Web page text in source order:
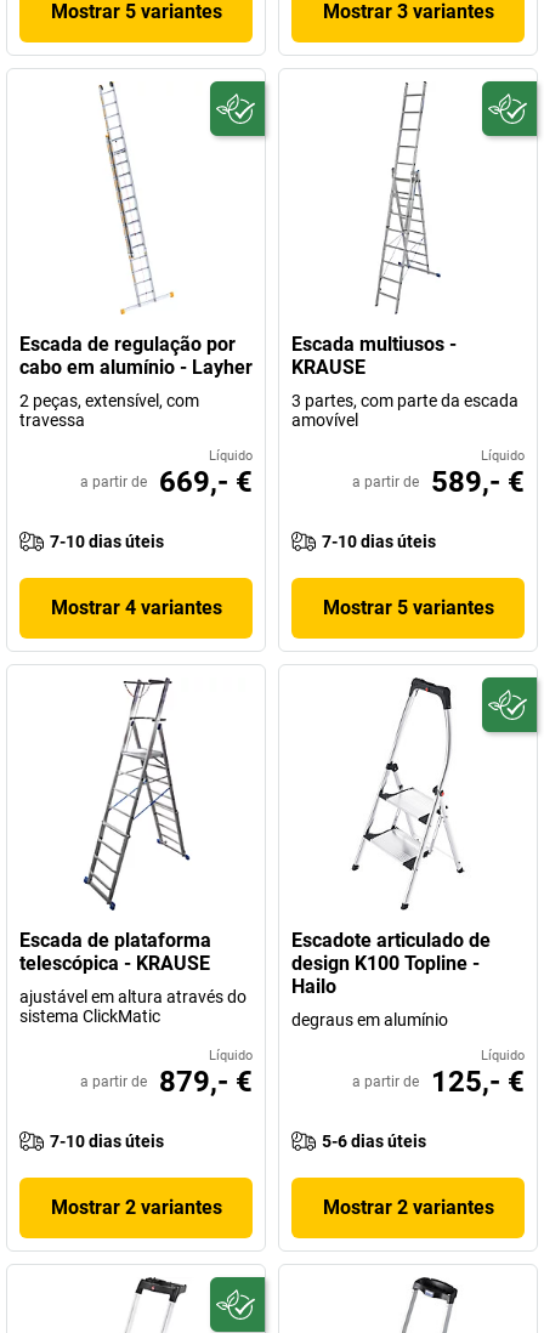
Mostrar 5 variantes Mostrar 3 variantes
Escada de regulação por
cabo em alumínio - Layher
2 peças, extensível, com
travessa
Líquido
a partir de 669,- €
7-10 dias úteis
Mostrar 4 variantes
Escada multiusos -
KRAUSE
3 partes, com parte da escada
amovível
Líquido
a partir de 589,- €
7-10 dias úteis
Mostrar 5 variantes
Escada de plataforma
telescópica - KRAUSE
ajustável em altura através do
sistema ClickMatic
Líquido
a partir de 879,- €
7-10 dias úteis
Mostrar 2 variantes
Escadote articulado de
design K100 Topline -
Hailo
degraus em alumínio
Líquido
a partir de 125,- €
5-6 dias úteis
Mostrar 2 variantes